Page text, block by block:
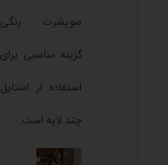
سویشرت رنگی
گزینه مناسبی برای
استفاده از استایل
چند لایه است.